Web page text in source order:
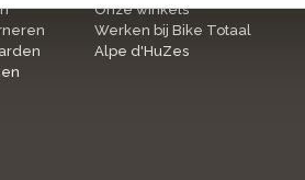
Onze winkels
Werken bij Bike Totaal
Alpe d'HuZes